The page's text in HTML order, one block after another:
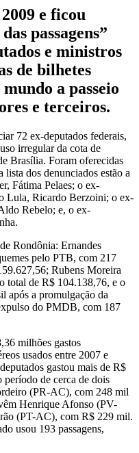
e ficou
passagens”
e ministros
de bilhetes
a passeio
e terceiros.
72 ex-deputados federais,
irregular da cota de
Brasília. Foram oferecidas
dos denunciados estão a
Fátima Pelaes; o ex-
Lula, Ricardo Berzoini; o ex-
Rebelo; e, o ex-
Rondônia: Ernandes
pelo PTB, com 217
Rubens Moreira
total de R$ 104.138,76, e o
após a promulgação da
do PMDB, com 187
milhões gastos
usados entre 2007 e
gastou mais de R$
período de cerca de dois
(PR-AC), com 248 mil
Henrique Afonso (PV-
(PT-AC), com R$ 229 mil.
usou 193 passagens,